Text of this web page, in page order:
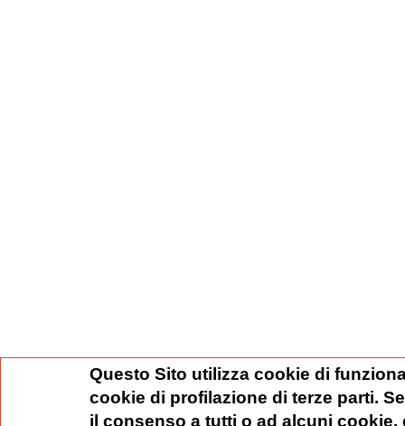
Questo Sito utilizza cookie di
cookie di profilazione di terze parti.
il consenso a tutti o ad alcuni